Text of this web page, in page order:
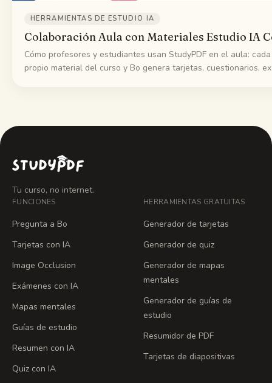
HERRAMIENTAS DE ESTUDIO IA
Colaboración Aula con Materiales Estudio IA
Cómo profesores y estudiantes usan StudyPDF en el aula:
propio material del curso y Bo genera tarjetas, cuestionarios,
Tu curso, no internet.
FUNCIONES
Pregunta a Bo
Tarjetas con IA
Image Occlusion
Exámenes con IA
Mapas mentales
Guías de estudio
Resumen con IA
Quiz con IA
HERRAMIENTAS GRATUITAS
Generador de tarjetas
Generador de quiz
Generador de mapas
mentales
Generador de guías de
estudio
Resumidor de PDF
Tarjetas de diapositivas